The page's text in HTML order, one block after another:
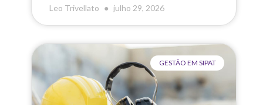
Leo Trivellato julho 29, 2026
GESTÃO EM SIPAT